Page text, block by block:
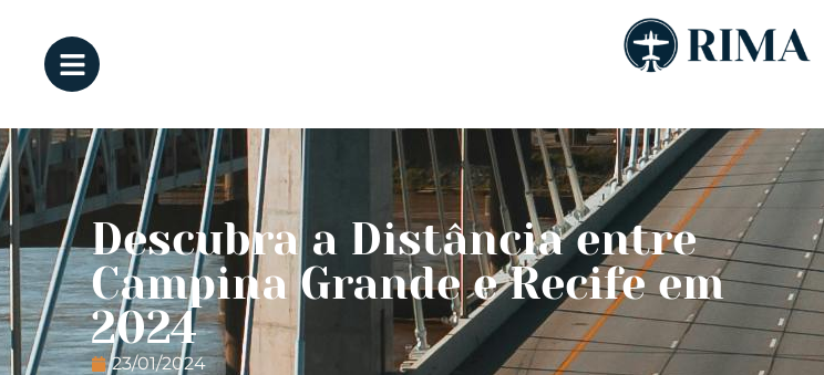
Descubra a Distância entre
Campina Grande e Recife em
2024
23/01/2024